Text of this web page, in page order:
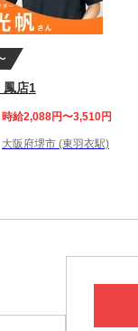
鳳店1
時給2,088円〜3,510円
大阪府堺市 (東羽衣駅)